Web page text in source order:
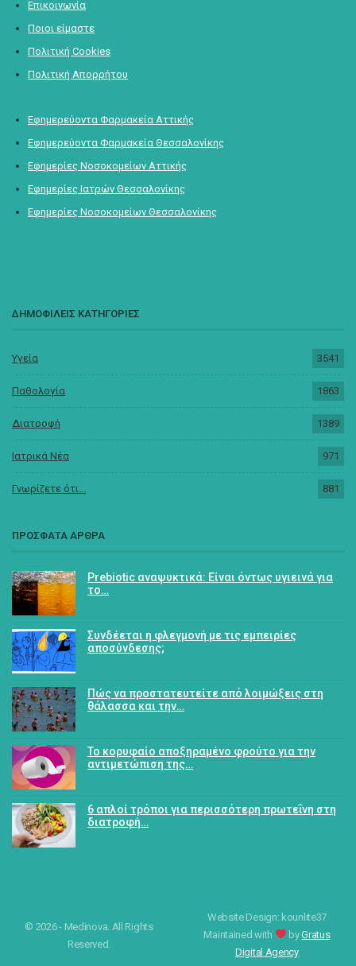
Επικοινωνία
Ποιοι είμαστε
Πολιτική Cookies
Πολιτική Απορρήτου
Εφημερεύοντα Φαρμακεία Αττικής
Εφημερεύοντα Φαρμακεία Θεσσαλονίκης
Εφημερίες Νοσοκομείων Αττικής
Εφημερίες Ιατρών Θεσσαλονίκης
Εφημερίες Νοσοκομείων Θεσσαλονίκης
ΔΗΜΟΦΙΛΕΙΣ ΚΑΤΗΓΟΡΙΕΣ
Υγεία 3541
Παθολογία 1863
Διατροφή 1389
Ιατρικά Νέα 971
Γνωρίζετε ότι... 881
ΠΡΟΣΦΑΤΑ ΑΡΘΡΑ
Prebiotic αναψυκτικά: Είναι όντως υγιεινά για
το…
Συνδέεται η φλεγμονή με τις εμπειρίες
αποσύνδεσης;
Πώς να προστατευτείτε από λοιμώξεις στη
θάλασσα και την…
Το κορυφαίο αποξηραμένο φρούτο για την
αντιμετώπιση της…
6 απλοί τρόποι για περισσότερη πρωτεΐνη στη
διατροφή…
© 2026 - Medinova. All Rights
Reserved.
Website Design: kounlite37
Maintained with
byGratus
Digital Agency